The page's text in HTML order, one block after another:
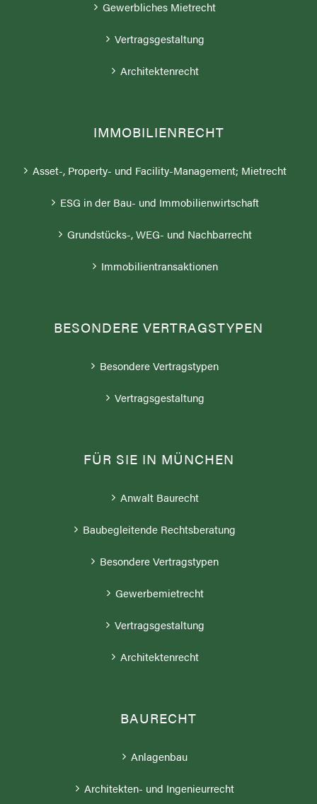
Gewerbliches Mietrecht
Vertragsgestaltung
Architektenrecht
IMMOBILIENRECHT
Asset-, Property- und Facility-Management; Mietrecht
ESG in der Bau- und Immobilienwirtschaft
Grundstücks-, WEG- und Nachbarrecht
Immobilientransaktionen
BESONDERE VERTRAGSTYPEN
Besondere Vertragstypen
Vertragsgestaltung
FÜR SIE IN MÜNCHEN
Anwalt Baurecht
Baubegleitende Rechtsberatung
Besondere Vertragstypen
Gewerbemietrecht
Vertragsgestaltung
Architektenrecht
BAURECHT
Anlagenbau
Architekten- und Ingenieurrecht